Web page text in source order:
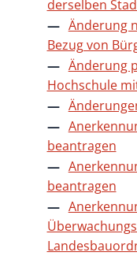
derselben
Änderung
Bezug von
Änderung
Hochschule
beantragen
beantragen